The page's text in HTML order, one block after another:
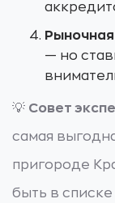
— но
💡 Совет
самая
пригороде
быть в